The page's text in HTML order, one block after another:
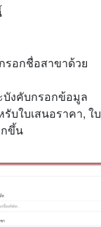
รอกชื่อสาขาด้วย
บังคับกรอกข้อมูล
บใบเสนอราคา, ใบ
กขึ้น